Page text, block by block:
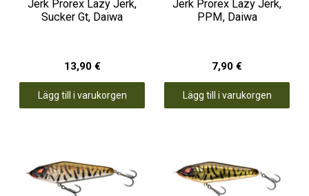
Jerk Prorex Lazy Jerk,
Sucker Gt, Daiwa
13,90 €
Lägg till i varukorgen
Jerk Prorex Lazy Jerk,
PPM, Daiwa
7,90 €
Lägg till i varukorgen